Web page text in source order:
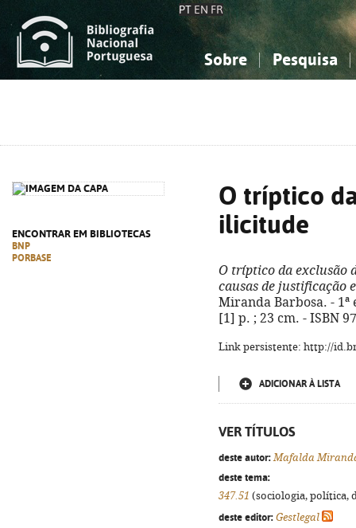
PT EN FR
Sobre Pesquisa
ENCONTRAR EM BIBLIOTECAS
BNP
PORBASE
O tríptico
ilicitude
O tríptico da exclusão
causas de justificação
Miranda Barbosa. - 1ª
[1] p. ; 23 cm. - ISBN
Link persistente: http://
ADICIONAR À LISTA
VER TÍTULOS
deste autor: Mafalda
deste tema:
347.51 (sociologia, política,
deste editor: Gestlegal